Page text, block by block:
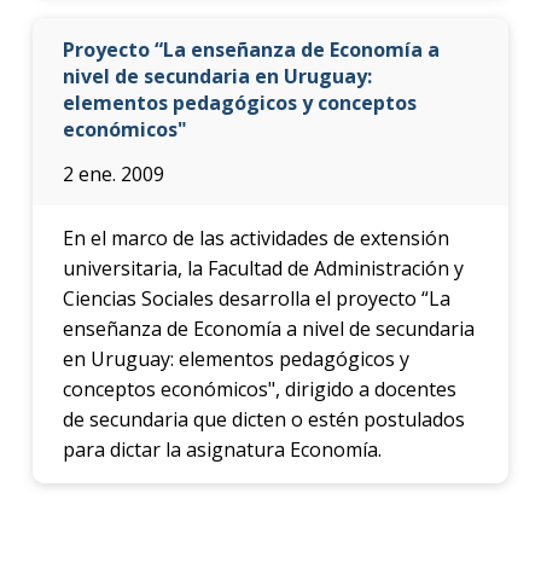
Proyecto “La enseñanza de Economía a
nivel de secundaria en Uruguay:
elementos pedagógicos y conceptos
económicos"
2 ene. 2009
En el marco de las actividades de extensión
universitaria, la Facultad de Administración y
Ciencias Sociales desarrolla el proyecto “La
enseñanza de Economía a nivel de secundaria
en Uruguay: elementos pedagógicos y
conceptos económicos", dirigido a docentes
de secundaria que dicten o estén postulados
para dictar la asignatura Economía.